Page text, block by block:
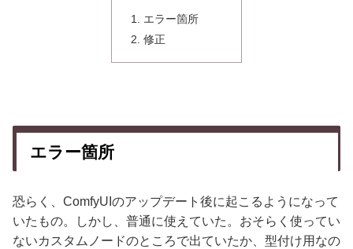
エラー箇所
修正
エラー箇所
恐らく、ComfyUIのアップデート後に起こるようになって
いたもの。しかし、普通に使えていた。おそらく使ってい
ないカスタムノードのところで出ていたか、型付け用なの